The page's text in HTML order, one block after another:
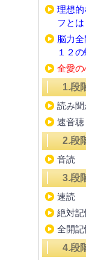
理想的
フとは
脳力
１２
全愛の
1.段
読み
速音聴
2.段
音読
3.段
速読
絶対記
全開
4.段